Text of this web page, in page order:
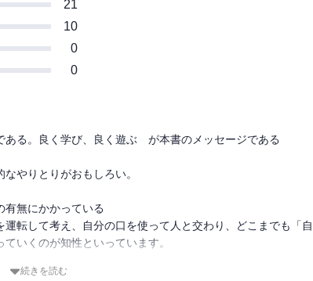
21
10
0
0
る。良く学び、良く遊ぶ　が本書のメッセージである
やりとりがおもしろい。
有無にかかっている
転して考え、自分の口を使って人と交わり、どこまでも「自
いくのが知性といっています。
続きを読む